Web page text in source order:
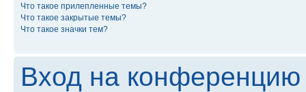
Что такое прилепленные темы?
Что такое закрытые темы?
Что такое значки тем?
Вход на конференцию